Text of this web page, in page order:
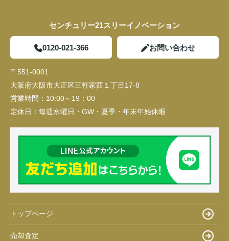
センチュリー21スリーイノベーション
0120-021-366 お問い合わせ
〒551-0001
大阪府大阪市大正区三軒家西１丁目17-8
営業時間： 10:00～19：00
定休日： 毎週水曜日・GW・夏季・年末年始休暇
トップページ
売却査定